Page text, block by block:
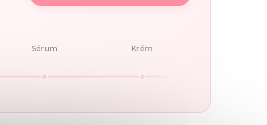
Sérum Krém